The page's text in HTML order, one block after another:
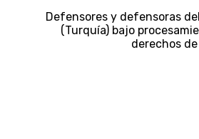
Defensores y defensoras
(Turquía) bajo
derechos